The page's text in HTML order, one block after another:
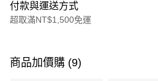
付款與運送方式
超取滿NT$1,500免運
信用卡一次付款
商品加價購 (9)